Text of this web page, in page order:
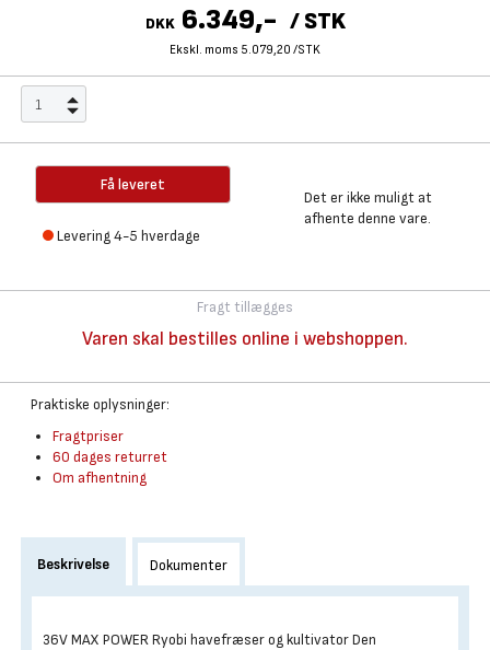
DKK 6.349,- / STK
Ekskl. moms 5.079,20 /STK
Få leveret
Levering 4-5 hverdage
Det er ikke muligt at
afhente denne vare.
Fragt tillægges
Varen skal bestilles online i webshoppen.
Praktiske oplysninger:
Fragtpriser
60 dages returret
Om afhentning
Beskrivelse Dokumenter
36V MAX POWER Ryobi havefræser og kultivator Den